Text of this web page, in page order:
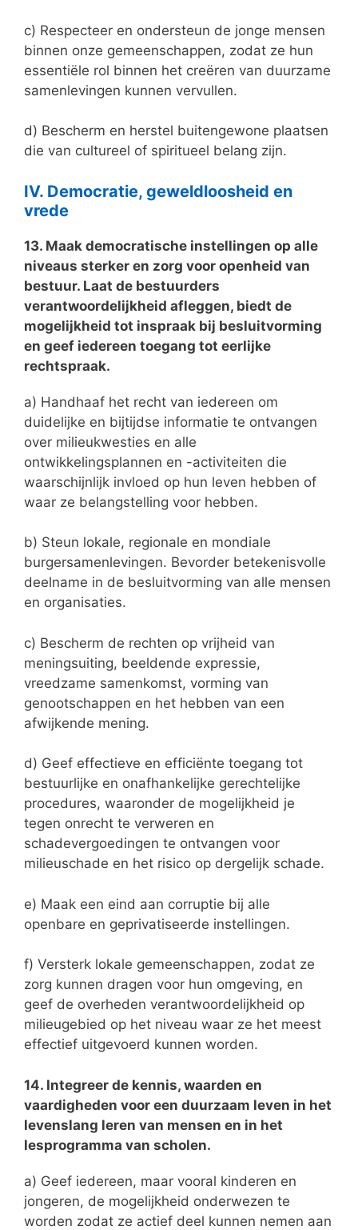
c) Respecteer en ondersteun de jonge mensen
binnen onze gemeenschappen, zodat ze hun
essentiële rol binnen het creëren van duurzame
samenlevingen kunnen vervullen.
d) Bescherm en herstel buitengewone plaatsen
die van cultureel of spiritueel belang zijn.
IV. Democratie, geweldloosheid en
vrede
13. Maak democratische instellingen op alle
niveaus sterker en zorg voor openheid van
bestuur. Laat de bestuurders
verantwoordelijkheid afleggen, biedt de
mogelijkheid tot inspraak bij besluitvorming
en geef iedereen toegang tot eerlijke
rechtspraak.
a) Handhaaf het recht van iedereen om
duidelijke en bijtijdse informatie te ontvangen
over milieukwesties en alle
ontwikkelingsplannen en -activiteiten die
waarschijnlijk invloed op hun leven hebben of
waar ze belangstelling voor hebben.
b) Steun lokale, regionale en mondiale
burgersamenlevingen. Bevorder betekenisvolle
deelname in de besluitvorming van alle mensen
en organisaties.
c) Bescherm de rechten op vrijheid van
meningsuiting, beeldende expressie,
vreedzame samenkomst, vorming van
genootschappen en het hebben van een
afwijkende mening.
d) Geef effectieve en efficiënte toegang tot
bestuurlijke en onafhankelijke gerechtelijke
procedures, waaronder de mogelijkheid je
tegen onrecht te verweren en
schadevergoedingen te ontvangen voor
milieuschade en het risico op dergelijk schade.
e) Maak een eind aan corruptie bij alle
openbare en geprivatiseerde instellingen.
f) Versterk lokale gemeenschappen, zodat ze
zorg kunnen dragen voor hun omgeving, en
geef de overheden verantwoordelijkheid op
milieugebied op het niveau waar ze het meest
effectief uitgevoerd kunnen worden.
14. Integreer de kennis, waarden en
vaardigheden voor een duurzaam leven in het
levenslang leren van mensen en in het
lesprogramma van scholen.
a) Geef iedereen, maar vooral kinderen en
jongeren, de mogelijkheid onderwezen te
worden zodat ze actief deel kunnen nemen aan